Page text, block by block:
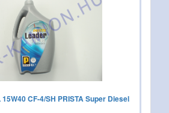
CF-4/SH PRISTA Super Diesel